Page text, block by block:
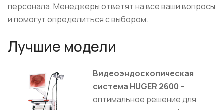
персонала. Менеджеры ответят на все ваши вопросы
и помогут определиться с выбором.
Лучшие модели
Видеоэндоскопическая
система HUGER 2600 –
оптимальное решение для